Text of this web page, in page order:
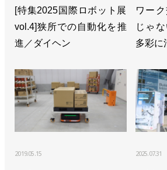
[特集2025国際ロボット展
vol.4]狭所での自動化を推
進／ダイヘン
ワー
じゃ
多彩に
2019.05.15 2025.07.31